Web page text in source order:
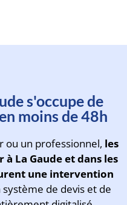
d'un de
La Gaude en
minute
s'occupe de
moins de 48h
ou un professionnel, les
La Gaude et dans les
une intervention
système de devis et de